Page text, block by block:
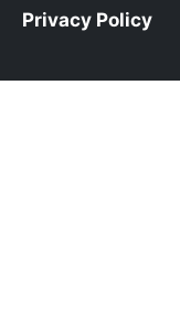
Privacy Policy